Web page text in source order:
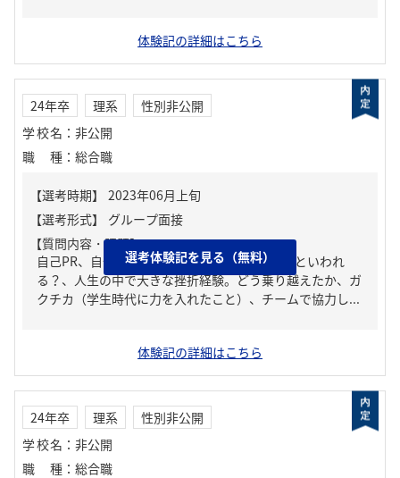
体験記の詳細はこちら
24年卒 理系
性別非公開
学校名 ： 非公開
職種 ： 総合職
【質問内容・課題】
自己PR、自分の強み/弱み、周りからどんな人といわれ
る？、人生の中で大きな挫折経験。どう乗り越えたか、ガ
クチカ（学生時代に力を入れたこと）、チームで協力し...
選考体験記を見る（無料）
体験記の詳細はこちら
24年卒 理系
性別非公開
学校名 ： 非公開
職種 ： 総合職